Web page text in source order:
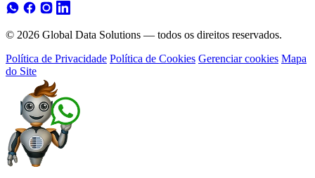
© 2026 Global Data Solutions — todos os direitos reservados.
Política de Privacidade Política de Cookies Gerenciar cookies Mapa
do Site